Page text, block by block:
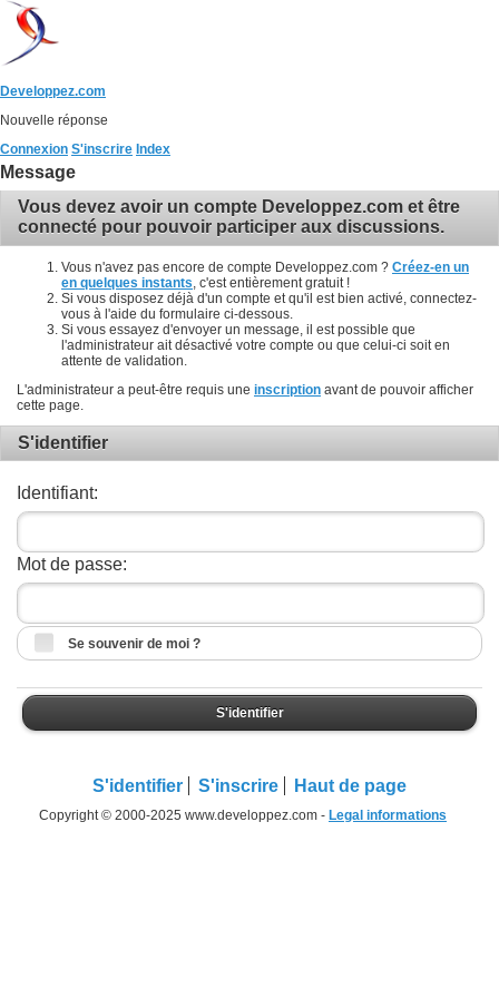
Developpez.com
Nouvelle réponse
Connexion S'inscrire Index
Message
Vous devez avoir un compte Developpez.com et être
connecté pour pouvoir participer aux discussions.
Vous n'avez pas encore de compte Developpez.com ? Créez-en un
en quelques instants , c'est entièrement gratuit !
Si vous disposez déjà d'un compte et qu'il est bien activé, connectez-
vous à l'aide du formulaire ci-dessous.
Si vous essayez d'envoyer un message, il est possible que
l'administrateur ait désactivé votre compte ou que celui-ci soit en
attente de validation.
L'administrateur a peut-être requis une inscription avant de pouvoir afficher
cette page.
S'identifier
Identifiant:
Mot de passe:
Se souvenir de moi ?
S'identifier
S'identifier S'inscrire Haut de page
Copyright © 2000-2025 www.developpez.com - Legal informations